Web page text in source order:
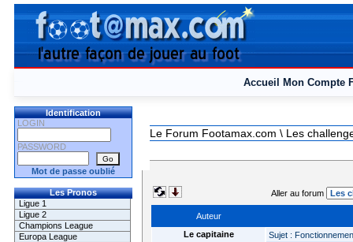
Accueil Mon Compte
Identification
LOGIN
PASSWORD
Mot de passe oublié
Les Pronos
Ligue 1
Ligue 2
Champions League
Europa League
Le Forum Footamax.com \ Les
Aller au forum
Auteur
Le capitaine
Sujet :